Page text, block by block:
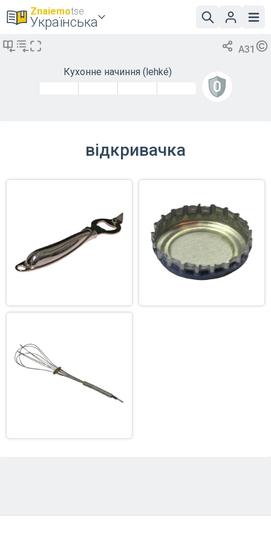
Znaiemotse
Українська
A31
Кухонне начиння (lehké)
відкривачка